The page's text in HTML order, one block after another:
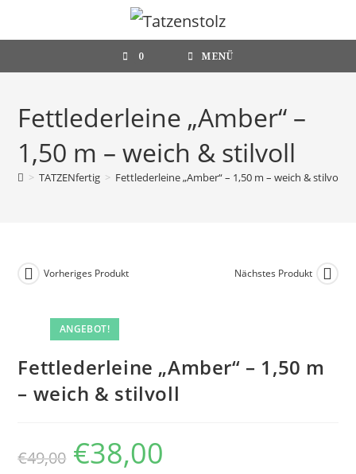
0 MENÜ
Fettlederleine „Amber“ –
1,50 m – weich & stilvoll
> TATZENfertig > Fettlederleine „Amber“ – 1,50 m – weich & stilvoll
ANGEBOT!
Vorheriges Produkt Nächstes Produkt
Fettlederleine „Amber“ – 1,50 m
– weich & stilvoll
€49,00
Ursprünglicher
Preis
war:
€38,00